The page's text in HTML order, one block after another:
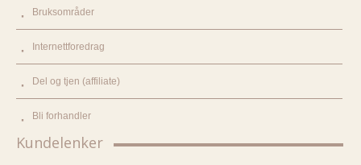
Bruksområder
Internettforedrag
Del og tjen (affiliate)
Bli forhandler
Kundelenker